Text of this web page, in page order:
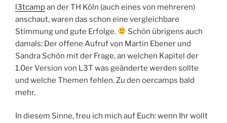
l3tcampan der TH Köln (auch eines von mehreren)
anschaut, waren das schon eine vergleichbare
Stimmung und gute Erfolge.
Schön übrigens auch
damals: Der offene Aufruf von Martin Ebener und
Sandra Schön mit der Frage, an welchen Kapitel der
1.0er Version von L3T was geänderte werden sollte
und welche Themen fehlen. Zu den oercamps bald
mehr.
In diesem Sinne, freu ich mich auf Euch: wenn Ihr wollt